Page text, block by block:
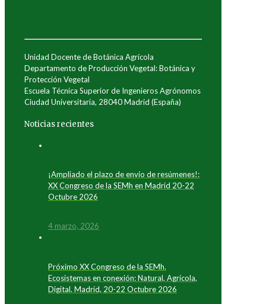
Unidad Docente de Botánica Agrícola
Departamento de Producción Vegetal: Botánica y
Protección Vegetal
Escuela Técnica Superior de Ingenieros Agrónomos
Ciudad Universitaria, 28040 Madrid (España)
Noticias recientes
¡Ampliado el plazo de envío de resúmenes!:
XX Congreso de la SEMh en Madrid 20-22
Octubre 2026
4 marzo, 2026
Próximo XX Congreso de la SEMh.
Ecosistemas en conexión: Natural, Agrícola,
Digital. Madrid, 20-22 Octubre 2026